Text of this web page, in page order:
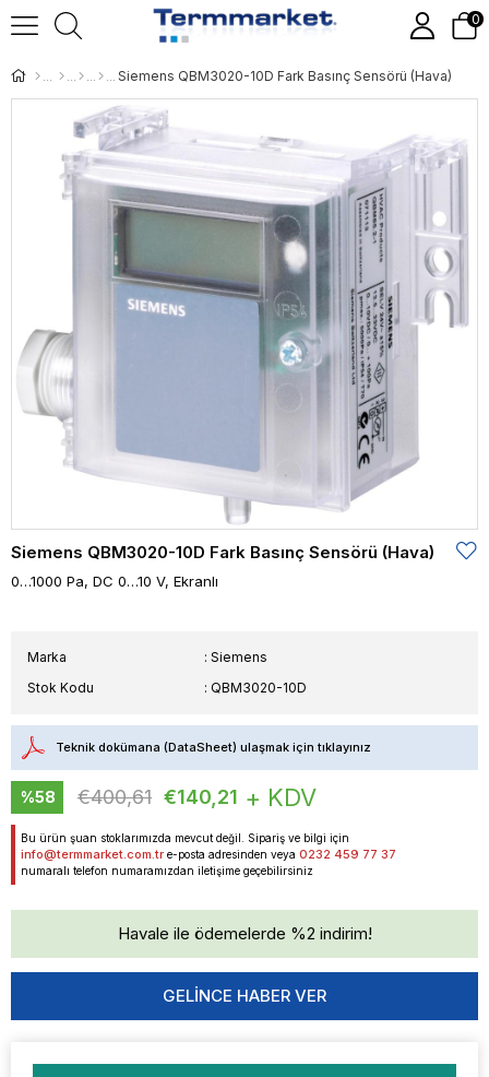
0
Siemens QBM3020-10D Fark Basınç Sensörü (Hava)
Siemens QBM3020-10D Fark Basınç Sensörü (Hava)
0…1000 Pa, DC 0…10 V, Ekranlı
Marka : Siemens
Stok Kodu
QBM3020-10D
Teknik dokümana (DataSheet) ulaşmak için tıklayınız
%58
İndirim
€400,61 €140,21 + KDV
Bu ürün şuan stoklarımızda mevcut değil. Sipariş ve bilgi için
info@termmarket.com.tr e-posta adresinden veya 0232 459 77 37
numaralı telefon numaramızdan iletişime geçebilirsiniz
Havale ile ödemelerde %2 indirim!
GELINCE HABER VER